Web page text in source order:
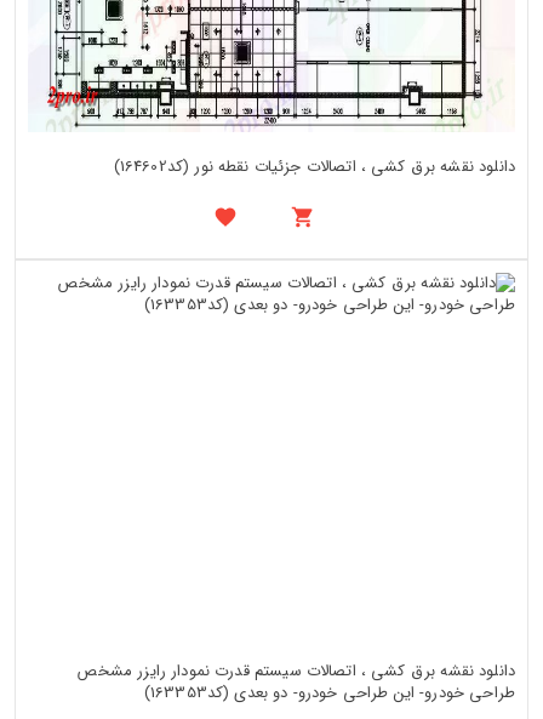
دانلود نقشه برق کشی ، اتصالات جزئیات نقطه نور (کد164602)
دانلود نقشه برق کشی ، اتصالات سیستم قدرت نمودار رایزر مشخص
طراحی خودرو- این طراحی خودرو- دو بعدی (کد163353)